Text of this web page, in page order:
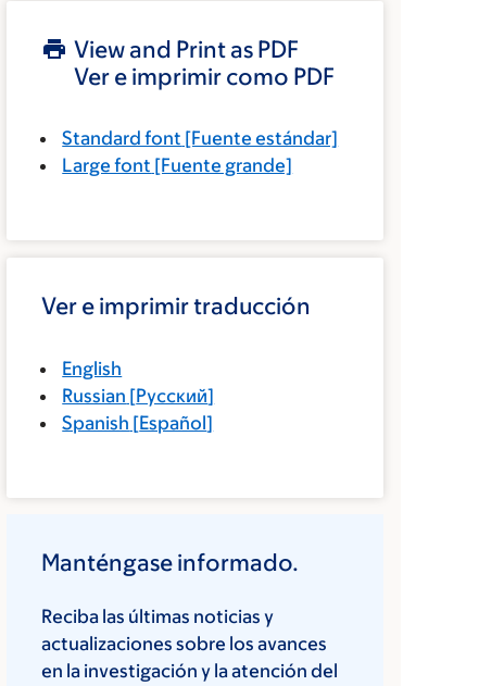
View and Print as PDF
Ver e imprimir como PDF
Standard font [Fuente estándar]
Large font [Fuente grande]
Ver e imprimir traducción
English
Russian [Русский]
Spanish [Español]
Manténgase informado.
Reciba las últimas noticias y
actualizaciones sobre los avances
en la investigación y la atención del